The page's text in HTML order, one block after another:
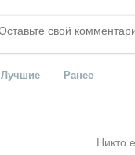
Лучшие Ранее
Никто